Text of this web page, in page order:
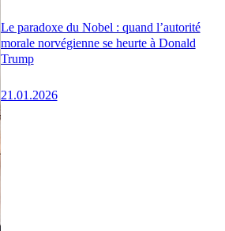
Le paradoxe du Nobel : quand l’autorité
morale norvégienne se heurte à Donald
Trump
21.01.2026